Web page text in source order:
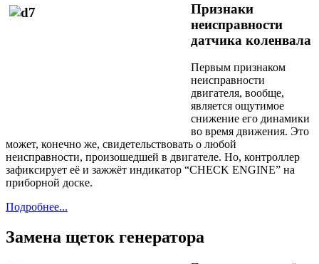
Признаки
неисправности
датчика коленвала
Первым признаком
неисправности
двигателя, вообще,
является ощутимое
снижение его динамики
во время движения. Это
может, конечно же, свидетельствовать о любой
неисправности, произошедшей в двигателе. Но, контроллер
зафиксирует её и зажжёт индикатор “CHECK ENGINE” на
приборной доске.
Подробнее...
Замена щеток генератора